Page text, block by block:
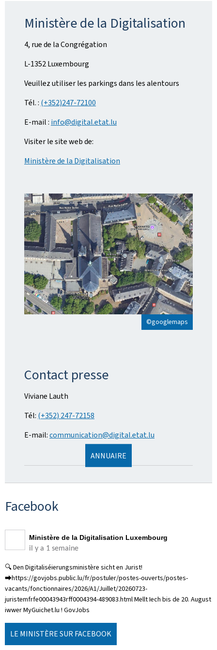
Ministère de la Digitalisation
4, rue de la Congrégation
L-1352 Luxembourg
Veuillez utiliser les parkings dans les alentours
Tél. : (+352)247-72100
E-mail : info@digital.etat.lu
Visiter le site web de:
Ministère de la Digitalisation
©googlemaps
Contact presse
Viviane Lauth
Tél: (+352) 247-72158
E-mail:communication@digital.etat.lu
ANNUAIRE
Facebook
Ministère de la Digitalisation Luxembourg
il y a 1 semaine
🔍 Den Digitaliséierungsministère sicht en Jurist!
⮕https://govjobs.public.lu/fr/postuler/postes-ouverts/postes-
vacants/fonctionnaires/2026/A1/Juillet/20260723-
juristemfrfe00043943rff0004394-489083.html Mellt Iech bis de 20. August
iwwer MyGuichet.lu ! GovJobs
LE MINISTÈRE SUR FACEBOOK